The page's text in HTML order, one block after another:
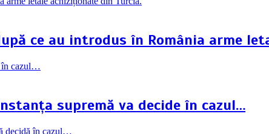
ce au introdus în România arme
supremă va decide în cazul…